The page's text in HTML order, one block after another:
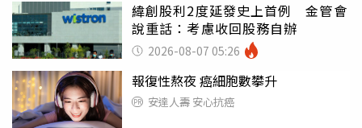
緯創股利2度延發史上首例 金管會
說重話：考慮收回股務自辦
2026-08-07 05:26
報復性熬夜 癌細胞數攀升
安達人壽 安心抗癌